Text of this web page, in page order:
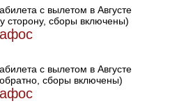
с вылетом в Августе
сторону, сборы включены)
с вылетом в Августе
сборы включены)